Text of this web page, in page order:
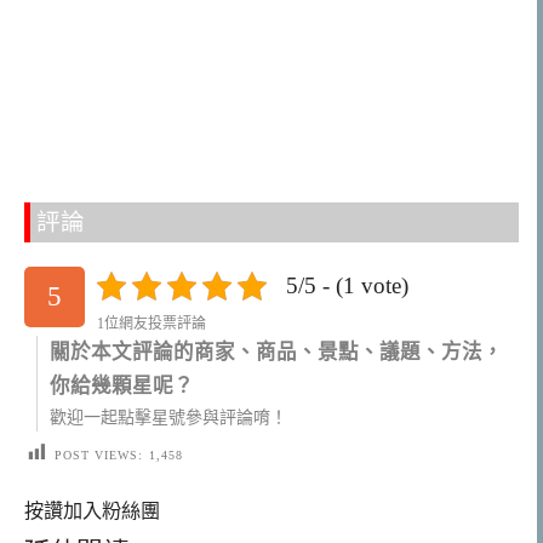
評論
5 5/5 - (1 vote)
1位網友投票評論
關於本文評論的商家、商品、景點、議題、方法，
你給幾顆星呢？
歡迎一起點擊星號參與評論唷！
POST VIEWS: 1,458
按讚加入粉絲團